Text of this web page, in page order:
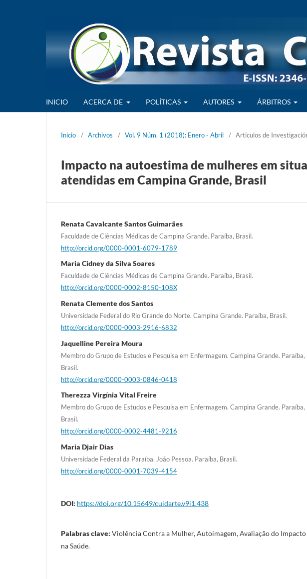
INICIO ACERCA DE POLÍTICAS AUTORES ÁRBITROS
Inicio / Archivos / Vol. 9 Núm. 1 (2018): Enero - Abril / Artículos de
Impacto na autoestima de mulheres em
atendidas em Campina Grande, Brasil
Renata Cavalcante Santos Guimarães
Faculdade de Ciências Médicas de Campina Grande. Paraíba, Brasil.
http://orcid.org/0000-0001-6079-1789
Maria Cidney da Silva Soares
Faculdade de Ciências Médicas de Campina Grande. Paraíba, Brasil.
http://orcid.org/0000-0002-8150-108X
Renata Clemente dos Santos
Universidade Federal do Rio Grande do Norte. Campina Grande. Paraíba, Brasil.
http://orcid.org/0000-0003-2916-6832
Jaquelline Pereira Moura
Membro do Grupo de Estudos e Pesquisa em Enfermagem. Campina Grande. Paraíba,
Brasil.
http://orcid.org/0000-0003-0846-0418
Therezza Virgínia Vital Freire
Membro do Grupo de Estudos e Pesquisa em Enfermagem. Campina Grande. Paraíba,
Brasil.
http://orcid.org/0000-0002-4481-9216
Maria Djair Dias
Universidade Federal da Paraíba. João Pessoa. Paraíba, Brasil.
http://orcid.org/0000-0001-7039-4154
DOI: https://doi.org/10.15649/cuidarte.v9i1.438
Palabras clave: Violência Contra a Mulher, Autoimagem, Avaliação do Impacto
na Saúde.